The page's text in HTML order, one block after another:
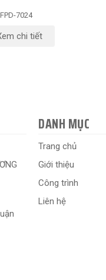
FPD-7024
chi tiết
DANH MỤC
Trang chủ
Giới thiệu
Công trình
Liên hệ